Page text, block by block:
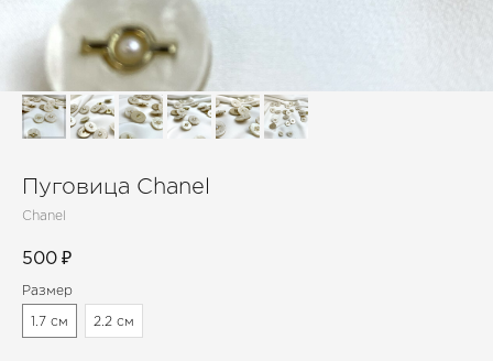
Пуговица Chanel
Chanel
500 ₽
Размер
1.7 см
2.2 см